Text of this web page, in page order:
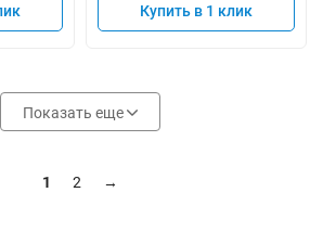
Купить в 1 клик
Показать еще
1 2 →